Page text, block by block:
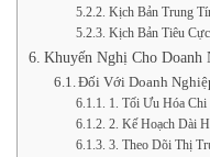
Kịch Bản Trung
Kịch Bản Tiêu Cực
Khuyến Nghị Cho
Đối Với Doanh
1. Tối Ưu Hóa Chi
2. Kế Hoạch Dài
3. Theo Dõi Thị